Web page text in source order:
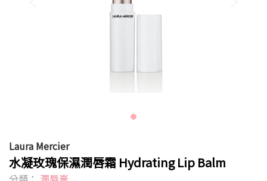
Laura Mercier
水凝玫瑰保濕潤唇霜 Hydrating Lip Balm